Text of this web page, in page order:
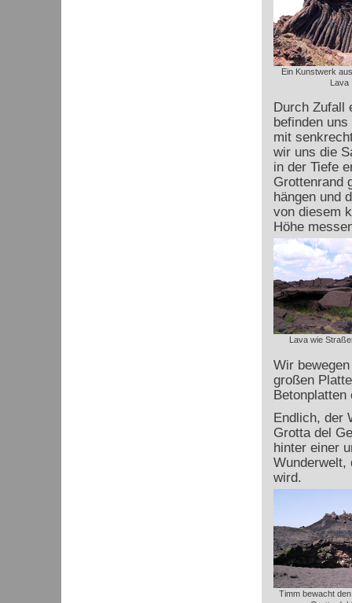
Ein Kunstwerk
Lava
Durch Zufall
befinden
mit
wir uns die
in der Tiefe
Grottenrand
hängen und
von diesem
Höhe
Lava wie
Wir
großen
Betonplatten
Endlich, der
Grotta del
hinter einer
Wunderwelt,
wird.
Timm bewacht